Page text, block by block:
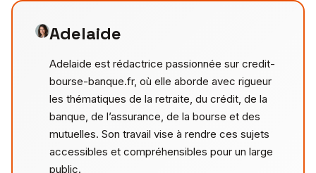
Adelaide
Adelaide est rédactrice passionnée sur credit-
bourse-banque.fr, où elle aborde avec rigueur
les thématiques de la retraite, du crédit, de la
banque, de l’assurance, de la bourse et des
mutuelles. Son travail vise à rendre ces sujets
accessibles et compréhensibles pour un large
public.